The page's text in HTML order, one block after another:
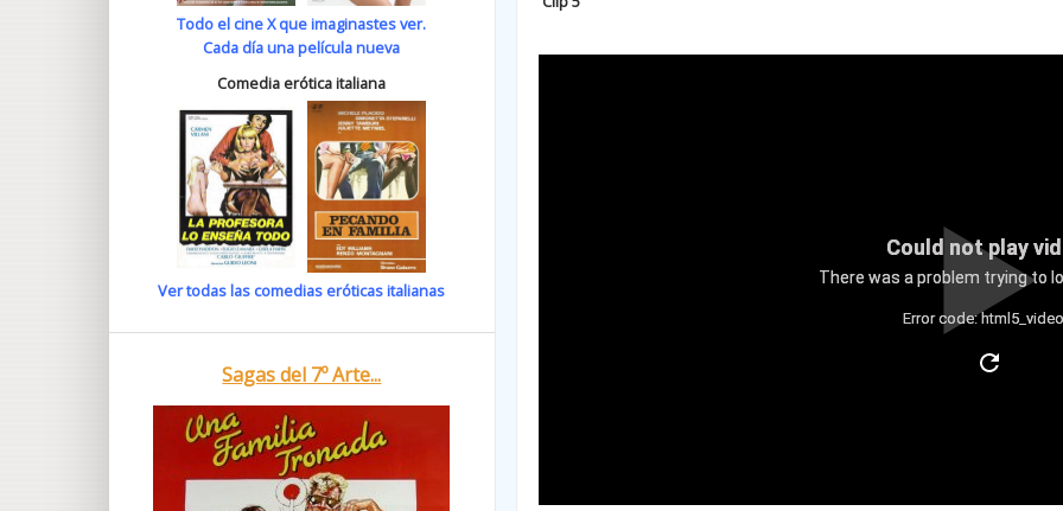
Could not play
There was a problem trying to
Error code:
Todo el cine X que imaginastes ver.
Cada día una película nueva
Comedia erótica italiana
Ver todas las comedias eróticas italianas
Sagas del 7º Arte...